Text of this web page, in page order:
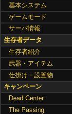
基本システム
ゲームモード
サーバ情報
生存者データ
生存者紹介
武器・アイテム
仕掛け・設置物
キャンペーン
Dead Center
The Passing